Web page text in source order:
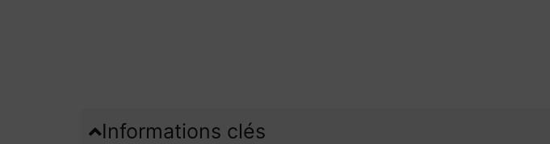
Informations clés